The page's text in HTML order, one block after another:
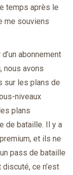
temps après le
me souviens
abonnement
nous avons
sur les plans de
niveaux
plans
de bataille. Il y a
et ils ne
pass de bataille
ce n’est